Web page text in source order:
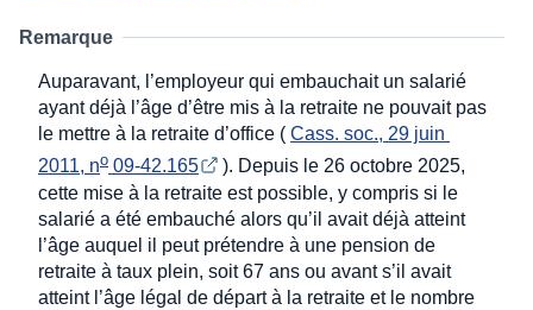
Remarque
Auparavant, l’employeur qui embauchait un salarié
ayant déjà l’âge d’être mis à la retraite ne pouvait pas
le mettre à la retraite d’office ( Cass. soc., 29 juin
2011, no 09-42.165
). Depuis le 26 octobre 2025,
cette mise à la retraite est possible, y compris si le
salarié a été embauché alors qu’il avait déjà atteint
l’âge auquel il peut prétendre à une pension de
retraite à taux plein, soit 67 ans ou avant s’il avait
atteint l’âge légal de départ à la retraite et le nombre